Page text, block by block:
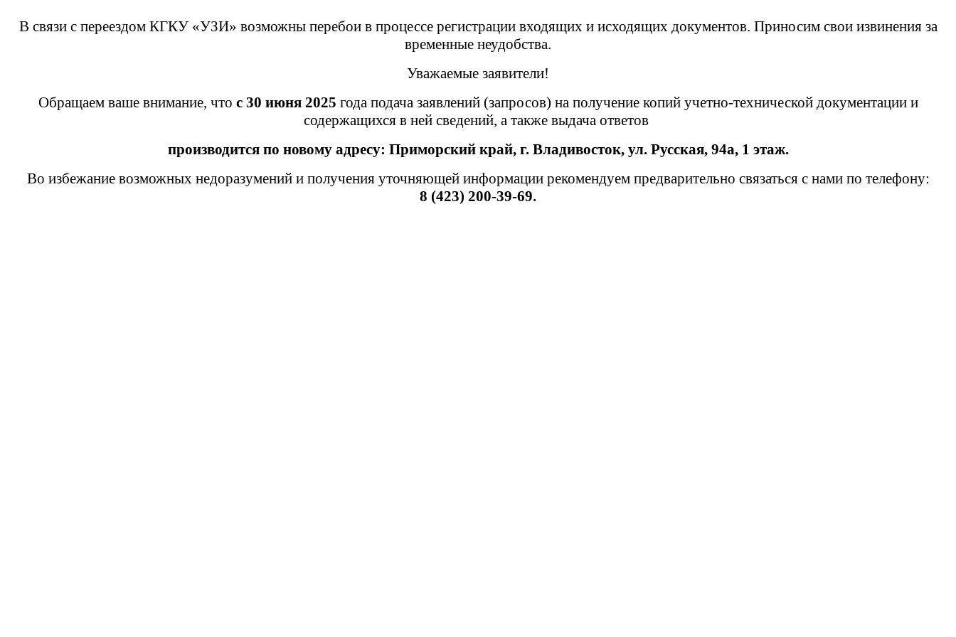
В связи с переездом КГКУ «УЗИ» возможны перебои в процессе регистрации входящих и исходящих документов. Приносим свои извинения за
временные неудобства.
Уважаемые заявители!
Обращаем ваше внимание, что с 30 июня 2025 года подача заявлений (запросов) на получение копий учетно-технической документации и
содержащихся в ней сведений, а также выдача ответов
производится по новому адресу: Приморский край, г. Владивосток, ул. Русская, 94а, 1 этаж.
Во избежание возможных недоразумений и получения уточняющей информации рекомендуем предварительно связаться с нами по телефону:
8 (423) 200-39-69.